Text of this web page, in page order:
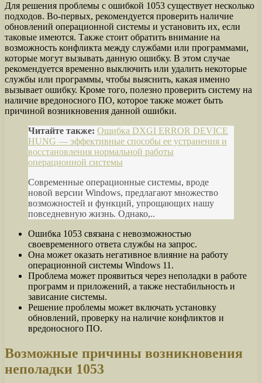
Для решения проблемы с ошибкой 1053 существует несколько
подходов. Во-первых, рекомендуется проверить наличие
обновлений операционной системы и установить их, если
таковые имеются. Также стоит обратить внимание на
возможность конфликта между службами или программами,
которые могут вызывать данную ошибку. В этом случае
рекомендуется временно выключить или удалить некоторые
службы или программы, чтобы выяснить, какая именно
вызывает ошибку. Кроме того, полезно проверить систему на
наличие вредоносного ПО, которое также может быть
причиной возникновения данной ошибки.
Читайте также: Ошибка DXGI ERROR DEVICE
HUNG — эффективные способы ее устранения и
восстановления нормальной работы
операционной системы
Современные операционные системы, вроде
новой версии Windows, предлагают множество
возможностей и функций, упрощающих нашу
повседневную жизнь. Однако,..
Ошибка 1053 связана с невозможностью
своевременного ответа службы на запрос.
Она может оказать негативное влияние на работу
операционной системы Windows 11.
Проблема может проявиться через неполадки в работе
программ и приложений, а также нестабильность и
зависание системы.
Решение проблемы может включать установку
обновлений, проверку на наличие конфликтов и
вредоносного ПО.
Возможные причины возникновения
неполадки 1053